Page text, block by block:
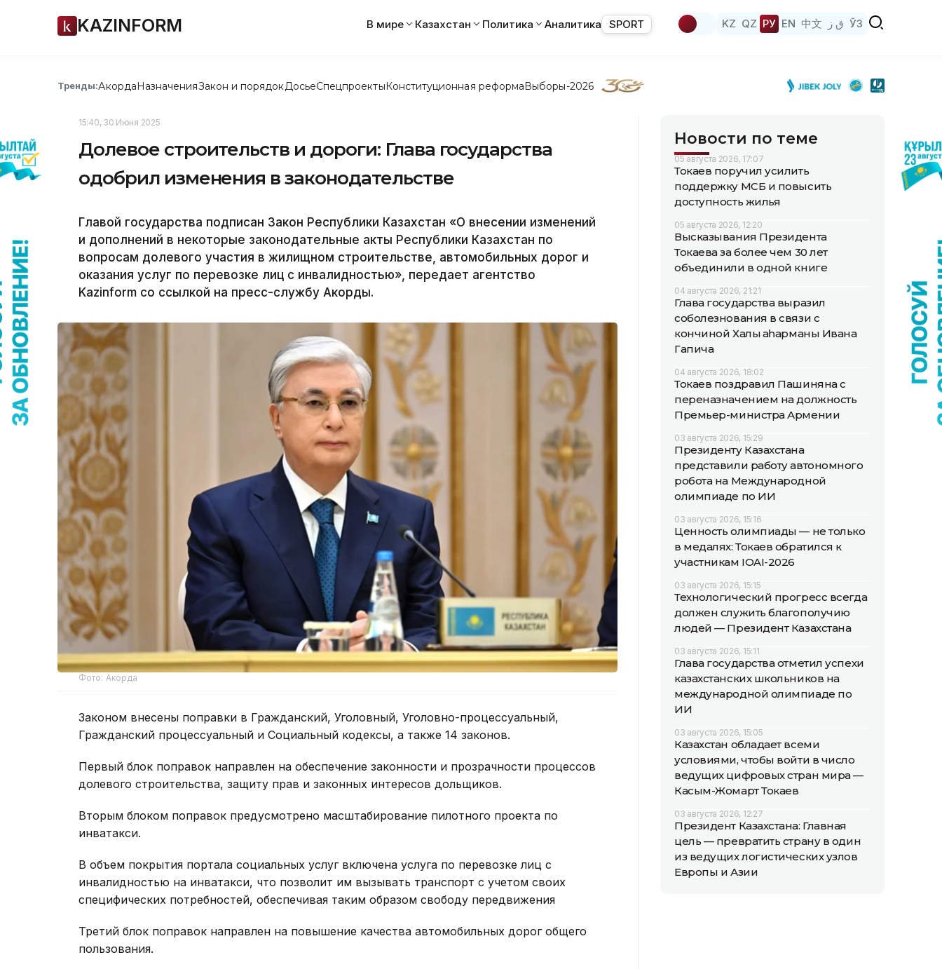
KAZINFORM В мире Казахстан Политика Аналитика SPORT KZ QZ РУ EN 中文 ق ز ЎЗ
Тренды:АкордаНазначенияЗакон и порядок ДосьеСпецпроектыКонституционная реформаВыборы-2026
15:40, 30 Июня 2025
Долевое строительств и дороги: Глава государства
одобрил изменения в законодательстве
Главой государства подписан Закон Республики Казахстан «О внесении изменений
и дополнений в некоторые законодательные акты Республики Казахстан по
вопросам долевого участия в жилищном строительстве, автомобильных дорог и
оказания услуг по перевозке лиц с инвалидностью», передает агентство
Kazinform со ссылкой на пресс-службу Акорды.
Фото: Акорда
Законом внесены поправки в Гражданский, Уголовный, Уголовно-процессуальный,
Гражданский процессуальный и Социальный кодексы, а также 14 законов.
Первый блок поправок направлен на обеспечение законности и прозрачности процессов
долевого строительства, защиту прав и законных интересов дольщиков.
Вторым блоком поправок предусмотрено масштабирование пилотного проекта по
инватакси.
В объем покрытия портала социальных услуг включена услуга по перевозке лиц с
инвалидностью на инватакси, что позволит им вызывать транспорт с учетом своих
специфических потребностей, обеспечивая таким образом свободу передвижения
Третий блок поправок направлен на повышение качества автомобильных дорог общего
пользования.
Новости по теме
05 августа 2026, 17:07
Токаев поручил усилить
поддержку МСБ и повысить
доступность жилья
05 августа 2026, 12:20
Высказывания Президента
Токаева за более чем 30 лет
объединили в одной книге
04 августа 2026, 21:21
Глава государства выразил
соболезнования в связи с
кончиной Халық қаһарманы Ивана
Гапича
04 августа 2026, 18:02
Токаев поздравил Пашиняна с
переназначением на должность
Премьер-министра Армении
03 августа 2026, 15:29
Президенту Казахстана
представили работу автономного
робота на Международной
олимпиаде по ИИ
03 августа 2026, 15:16
Ценность олимпиады — не только
в медалях: Токаев обратился к
участникам IOAI-2026
03 августа 2026, 15:15
Технологический прогресс всегда
должен служить благополучию
людей — Президент Казахстана
03 августа 2026, 15:11
Глава государства отметил успехи
казахстанских школьников на
международной олимпиаде по
ИИ
03 августа 2026, 15:05
Казахстан обладает всеми
условиями, чтобы войти в число
ведущих цифровых стран мира —
Касым-Жомарт Токаев
03 августа 2026, 12:27
Президент Казахстана: Главная
цель — превратить страну в один
из ведущих логистических узлов
Европы и Азии